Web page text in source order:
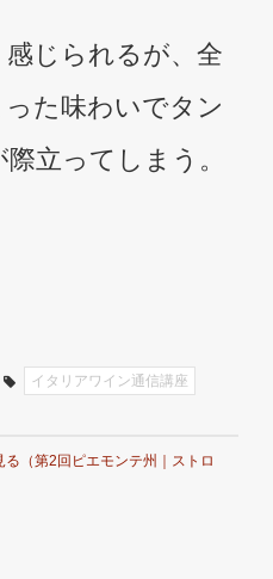
じられるが、全
た味わいでタン
立ってしまう。
イタリアワイン通信講座
る（第2回ピエモンテ州｜ストロ